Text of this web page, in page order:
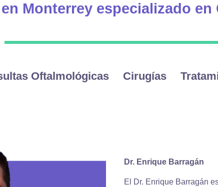
Monterrey especializado en
Oftalmológicas Cirugías
Dr. Enrique Barragán
El Dr. Enrique Barragán